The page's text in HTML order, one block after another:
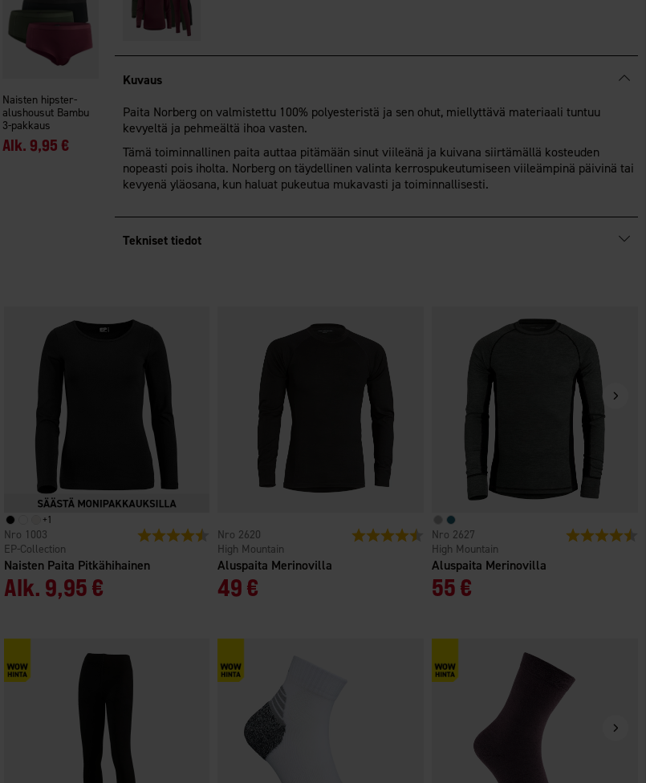
Naisten hipster-
alushousut Bambu
3-pakkaus
Alk. 9,95 €
Kuvaus
Paita Norberg on valmistettu 100% polyesteristä ja sen ohut, miellyttävä materiaali tuntuu
kevyeltä ja pehmeältä ihoa vasten.
Tämä toiminnallinen paita auttaa pitämään sinut viileänä ja kuivana siirtämällä kosteuden
nopeasti pois iholta. Norberg on täydellinen valinta kerrospukeutumiseen viileämpinä päivinä tai
kevyenä yläosana, kun haluat pukeutua mukavasti ja toiminnallisesti.
Tekniset tiedot
4.6 5:sta tähdestä
+1
Naisten Paita Pitkähihainen
EP-Collection
1003
Alk. 9,95 €
Arvio: 4.6 5:sta tähdestä
Aluspaita Merinovilla
High Mountain
2620
49 €
Arvio: 4.5 5:sta tähdestä
Aluspaita Merinovilla
High Mountain
2627
55 €
Arvio: